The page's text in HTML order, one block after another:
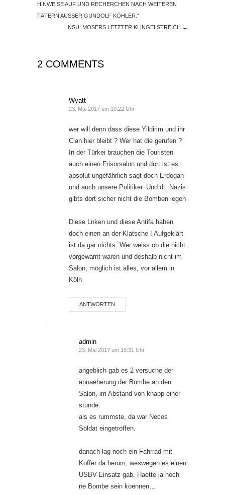
HINWEISE AUF UND RECHERCHEN NACH WEITEREN
TÄTERN AUSSER GUNDOLF KÖHLER.“
NSU: MOSERS LETZTER KLINGELSTREICH →
2 COMMENTS
Wyatt
23. Mai 2017 um 19:22 Uhr
wer will denn dass diese Yildirim und ihr
Clan hier bleibt ? Wer hat die gerufen ?
In der Türkei brauchen die Touristen
auch einen Frisörsalon und dort ist es
absolut ungefährlich sagt doch Erdogan
und auch unsere Politiker. Und dt. Nazis
gibts dort sicher nicht die Bomben legen
Diese Lnken und diese Antifa haben
doch einen an der Klatsche ! Aufgeklärt
ist da gar nichts. Wer weiss ob die nicht
vorgewarnt waren und deshalb nicht im
Salon, möglich ist alles, vor allem in
Köln
ANTWORTEN
admin
23. Mai 2017 um 19:31 Uhr
angeblich gab es 2 versuche der
annaeherung der Bombe an den
Salon, im Abstand von knapp einer
stunde.
als es rummste, da war Necos
Soldat eingetroffen.
danach lag noch ein Fahrrad mit
Koffer da herum, weswegen es einen
USBV-Einsatz gab. Haette ja noch
ne Bombe sein koennen…